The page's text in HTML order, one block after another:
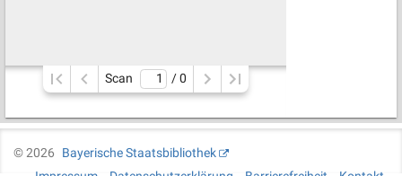
Scan / 0
©2026
Bayerische Staatsbibliothek